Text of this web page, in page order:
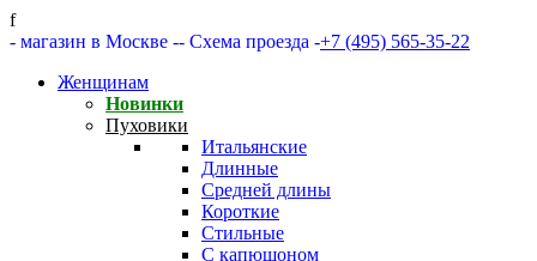
f
- магазин в Москве -- Схема проезда -+7 (495) 565-35-22
Женщинам
Новинки
Пуховики
Итальянские
Длинные
Средней длины
Короткие
Стильные
С капюшоном